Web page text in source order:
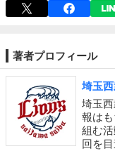
著者プロフィール
埼玉
埼玉
報は
組む
回を